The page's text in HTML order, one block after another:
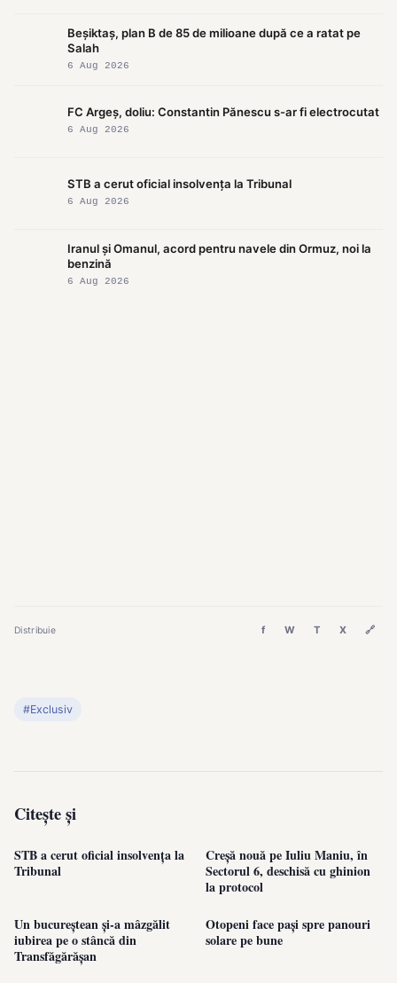
Beșiktaș, plan B de 85 de milioane după ce a ratat pe
Salah
6 Aug 2026
FC Argeș, doliu: Constantin Pănescu s-ar fi electrocutat
6 Aug 2026
STB a cerut oficial insolvența la Tribunal
6 Aug 2026
Iranul și Omanul, acord pentru navele din Ormuz, noi la
benzină
6 Aug 2026
Distribuie f W T X 🔗
#Exclusiv
Citește și
STB a cerut oficial insolvența la
Tribunal
Creșă nouă pe Iuliu Maniu, în
Sectorul 6, deschisă cu ghinion
la protocol
Un bucureștean și-a mâzgălit
iubirea pe o stâncă din
Transfăgărășan
Otopeni face pași spre panouri
solare pe bune